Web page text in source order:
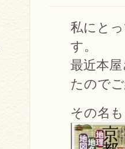
私にと
す。
最近本
たので
その名